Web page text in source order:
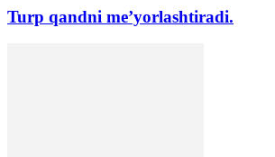
Turp qandni me’yorlashtiradi.